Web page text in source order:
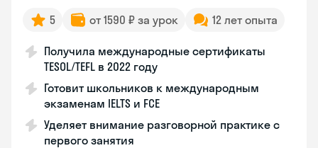
5 от 1590 ₽ за урок 12 лет опыта
Получила международные сертификаты
TESOL/TEFL в 2022 году
Готовит школьников к международным
экзаменам IELTS и FCE
Уделяет внимание разговорной практике с
первого занятия